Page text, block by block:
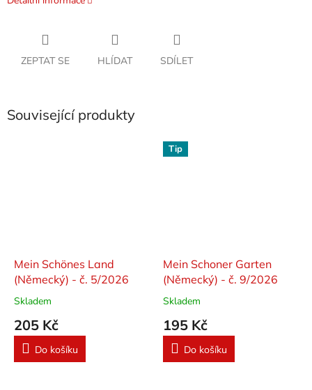
ZEPTAT SE HLÍDAT SDÍLET
Související produkty
Mein Schönes Land
(Německý) - č. 5/2026
Skladem
205 Kč
Do košíku
Tip
Mein Schoner Garten
(Německý) - č. 9/2026
Skladem
195 Kč
Do košíku